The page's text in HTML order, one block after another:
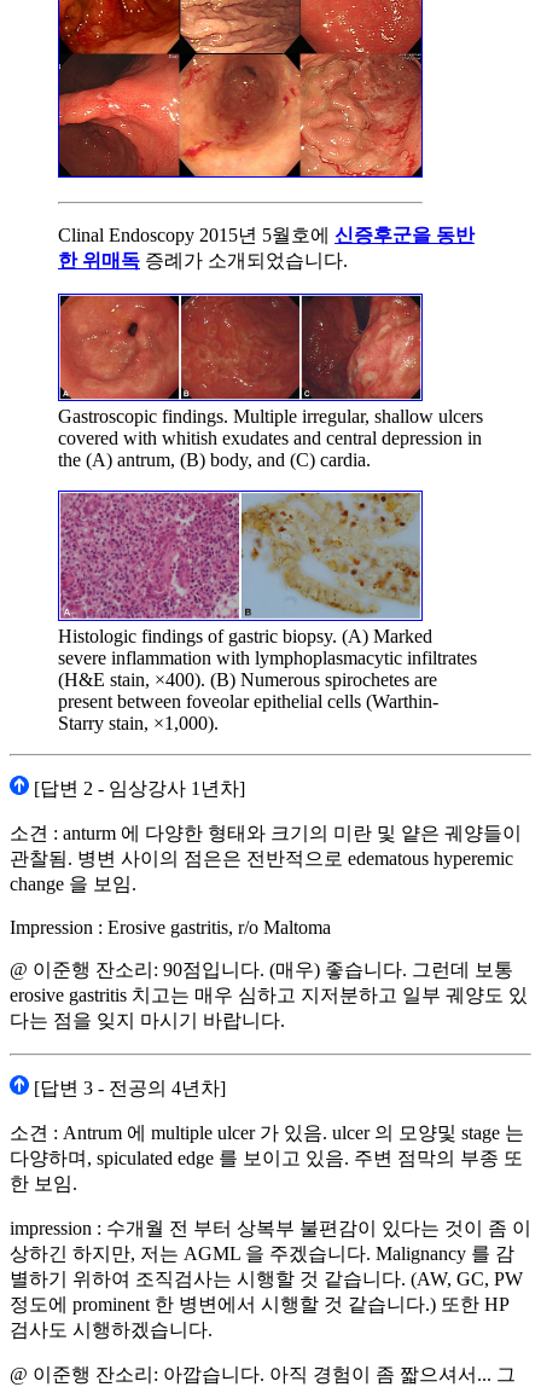
Clinal Endoscopy 2015년 5월호에 신증후군을 동반
한 위매독 증례가 소개되었습니다.
Gastroscopic findings. Multiple irregular, shallow ulcers
covered with whitish exudates and central depression in
the (A) antrum, (B) body, and (C) cardia.
Histologic findings of gastric biopsy. (A) Marked
severe inflammation with lymphoplasmacytic infiltrates
(H&E stain, ×400). (B) Numerous spirochetes are
present between foveolar epithelial cells (Warthin-
Starry stain, ×1,000).
[답변 2 - 임상강사 1년차]
소견 : anturm 에 다양한 형태와 크기의 미란 및 얕은 궤양들이
관찰됨. 병변 사이의 점은은 전반적으로 edematous hyperemic
change 을 보임.
Impression : Erosive gastritis, r/o Maltoma
@ 이준행 잔소리: 90점입니다. (매우) 좋습니다. 그런데 보통
erosive gastritis 치고는 매우 심하고 지저분하고 일부 궤양도 있
다는 점을 잊지 마시기 바랍니다.
[답변 3 - 전공의 4년차]
소견 : Antrum 에 multiple ulcer 가 있음. ulcer 의 모양및 stage 는
다양하며, spiculated edge 를 보이고 있음. 주변 점막의 부종 또
한 보임.
impression : 수개월 전 부터 상복부 불편감이 있다는 것이 좀 이
상하긴 하지만, 저는 AGML 을 주겠습니다. Malignancy 를 감
별하기 위하여 조직검사는 시행할 것 같습니다. (AW, GC, PW
정도에 prominent 한 병변에서 시행할 것 같습니다.) 또한 HP
검사도 시행하겠습니다.
@ 이준행 잔소리: 아깝습니다. 아직 경험이 좀 짧으셔서... 그